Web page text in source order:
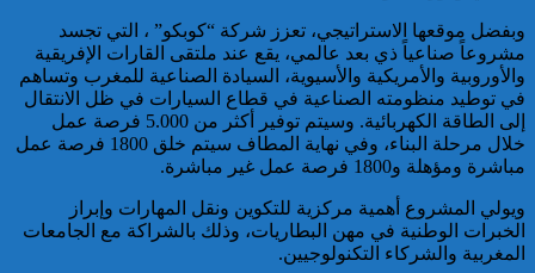
إحباط مخطط إرهابي بالغ
الخطورة كان يستهدف المغرب
بتكليف وتحريض مباشر من قيادي
بارز في تنظيم “داعش” بمنطقة
الساحل الإفريقي
وبفضل موقعها الاستراتيجي، تعزز شركة “كوبكو” ، التي تجسد
مشروعاً صناعياً ذي بعد عالمي، يقع عند ملتقى القارات الإفريقية
والأوروبية والأمريكية والأسيوية، السيادة الصناعية للمغرب وتساهم
في توطيد منظومته الصناعية في قطاع السيارات في ظل الانتقال
إلى الطاقة الكهربائية. وسيتم توفير أكثر من 5.000 فرصة عمل
خلال مرحلة البناء، وفي نهاية المطاف سيتم خلق 1800 فرصة عمل
مباشرة ومؤهلة و1800 فرصة عمل غير مباشرة.
ويولي المشروع أهمية مركزية للتكوين ونقل المهارات وإبراز
الخبرات الوطنية في مهن البطاريات، وذلك بالشراكة مع الجامعات
المغربية والشركاء التكنولوجيين.